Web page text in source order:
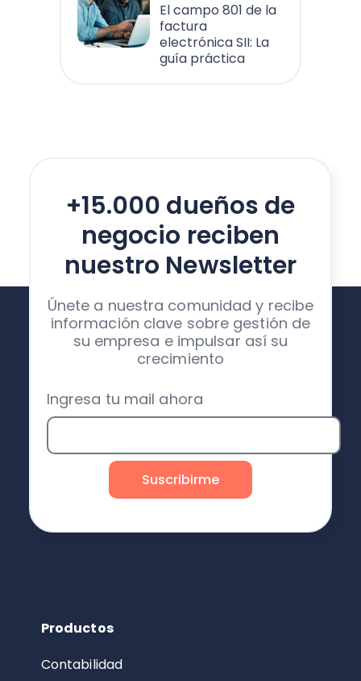
El campo 801 de la
factura
electrónica SII: La
guía práctica
+15.000 dueños de
negocio reciben
nuestro Newsletter
Únete a nuestra comunidad y recibe
información clave sobre gestión de
su empresa e impulsar así su
crecimiento
Ingresa tu mail ahora
Productos
Contabilidad